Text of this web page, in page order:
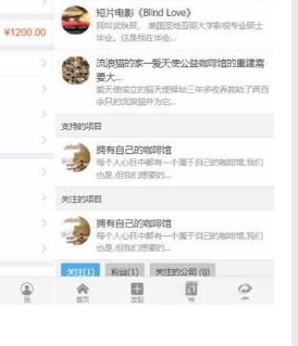
用户协议 隐私政策